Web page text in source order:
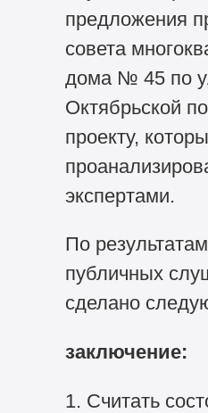
предложения
совета
дома № 45 по
Октябрьской
проекту,
экспертами.
По
публичных
сделано
заключение:
1. Считать